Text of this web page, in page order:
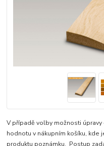
V případě volby možnosti
hodnotu v nákupním košíku,
produktu poznámku. Postup